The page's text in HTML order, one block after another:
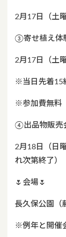
2月17日（土
③寄せ植え体
2月17日（土
※当日先着15
※参加費無料
④出品物販売
2月18日（日
れ次第終了）
🌷会場🌷
長久保公園（
※例年と開催